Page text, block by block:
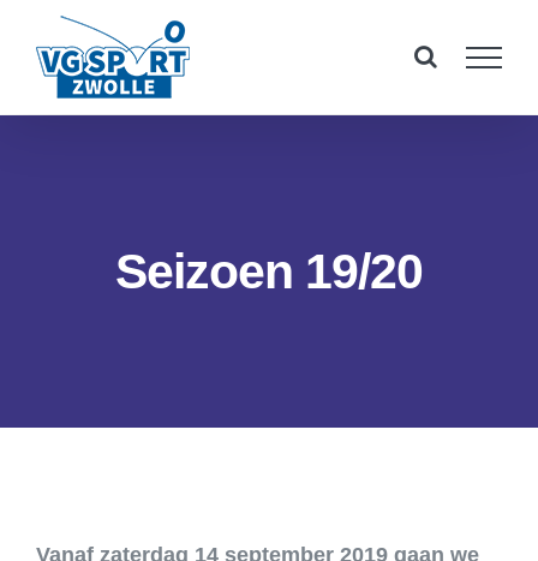
naar
Seizoen 19/20
Vanaf zaterdag 14 september 2019 gaan we